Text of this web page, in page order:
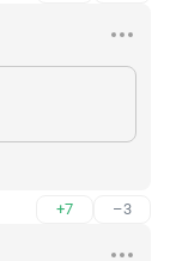
+7 –3